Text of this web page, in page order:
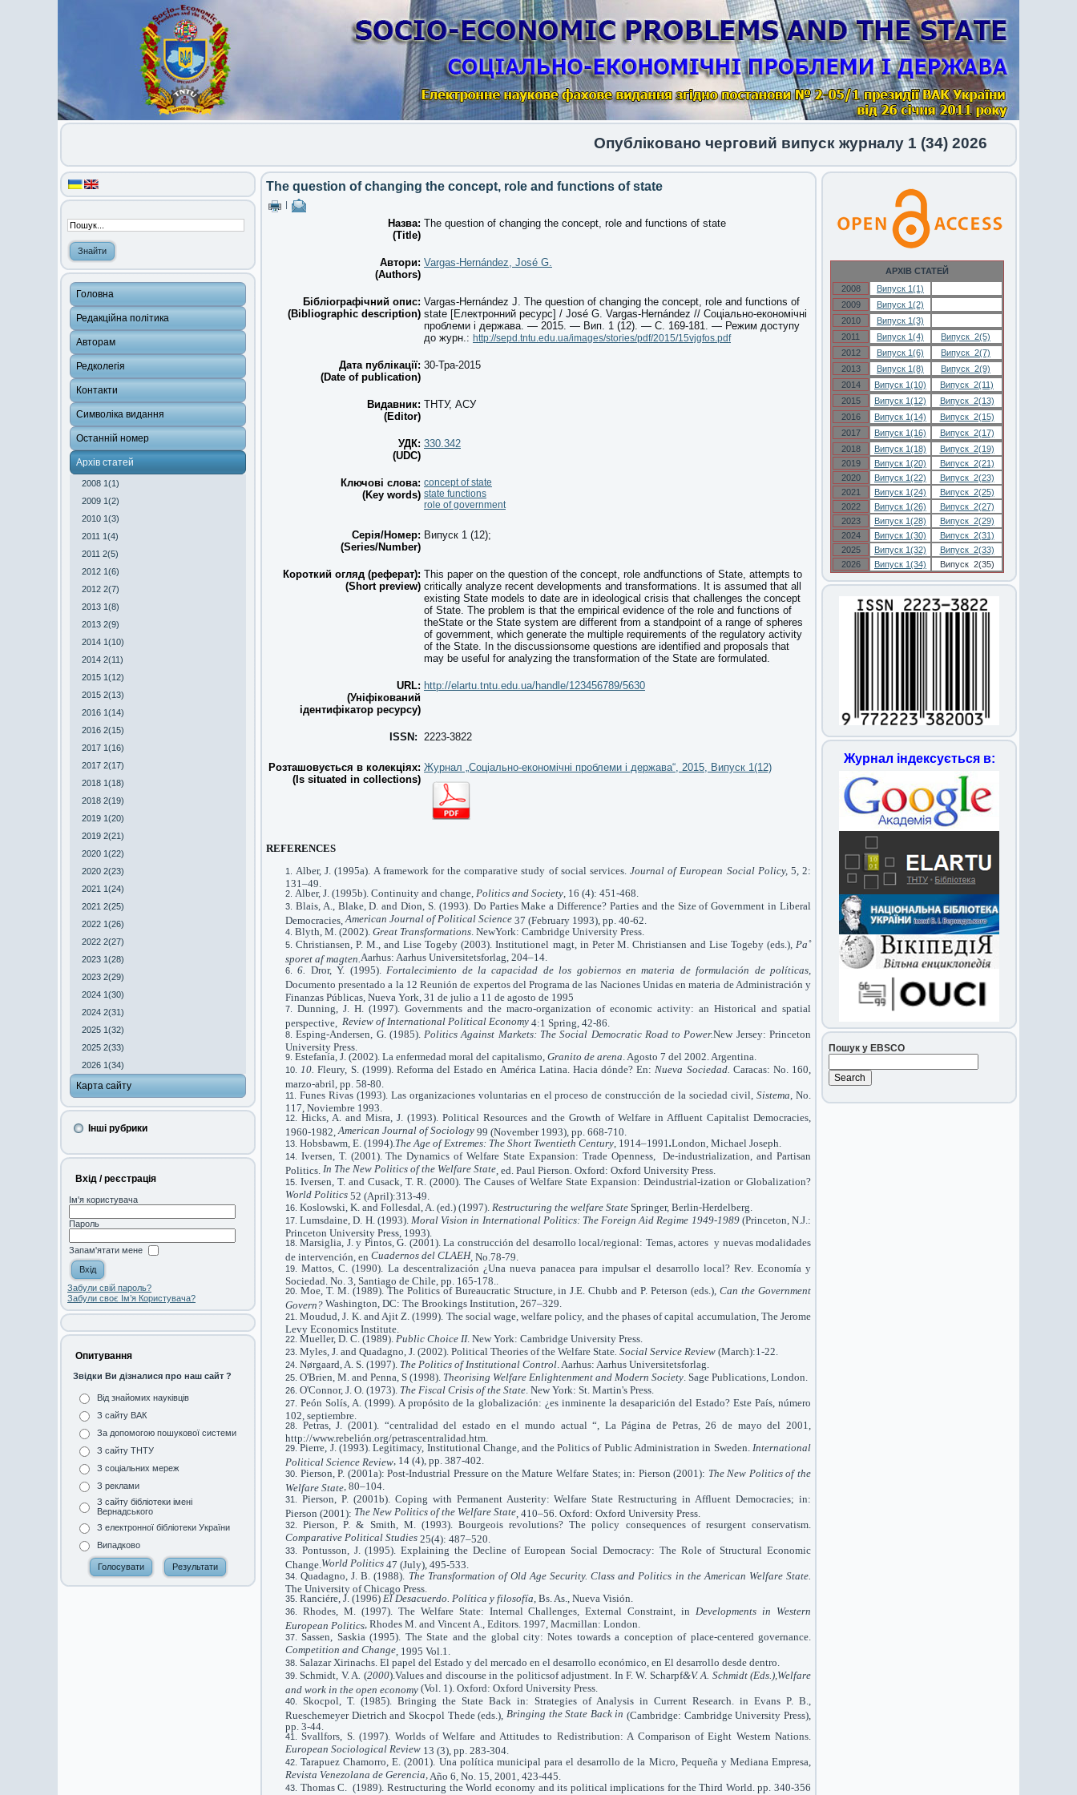
Опубліковано черговий випуск журналу 1 (34) 2026
Головна
Редакційна політика
Авторам
Редколегія
Контакти
Символіка видання
Останній номер
Архів статей
2008 1(1)
2009 1(2)
2010 1(3)
2011 1(4)
2011 2(5)
2012 1(6)
2012 2(7)
2013 1(8)
2013 2(9)
2014 1(10)
2014 2(11)
2015 1(12)
2015 2(13)
2016 1(14)
2016 2(15)
2017 1(16)
2017 2(17)
2018 1(18)
2018 2(19)
2019 1(20)
2019 2(21)
2020 1(22)
2020 2(23)
2021 1(24)
2021 2(25)
2022 1(26)
2022 2(27)
2023 1(28)
2023 2(29)
2024 1(30)
2024 2(31)
2025 1(32)
2025 2(33)
2026 1(34)
Карта сайту
Інші рубрики
Вхід / реєстрація
Ім'я користувача
Пароль
Запам'ятати мене
Забули свій пароль?
Забули своє Ім’я Користувача?
Опитування
Звідки Ви дізналися про наш сайт ?
Від знайомих науківців
З сайту ВАК
За допомогою пошукової системи
З сайту ТНТУ
З соціальних мереж
З реклами
З сайту бібліотеки імені
Вернадського
З електронної бібліотеки України
Випадково
The question of changing the concept, role and functions of state
Назва:
(Title)
The question of changing the concept, role and functions of state
Автори:
(Authors)
Vargas-Hernández, José G.
Бібліографічний опис:
(Bibliographic description)
Vargas-Hernández J. The question of changing the concept, role and functions of
state [Електронний ресурс] / José G. Vargas-Hernández // Соціально-економічні
проблеми і держава. — 2015. — Вип. 1 (12). — С. 169-181. — Режим доступу
до журн.: http://sepd.tntu.edu.ua/images/stories/pdf/2015/15vjgfos.pdf
Дата публікації:
(Date of publication)
30-Тра-2015
Видавник:
(Editor)
ТНТУ, АСУ
УДК:
(UDC)
330.342
Ключові слова:
(Key words)
concept of state
state functions
role of government
Серія/Номер:
(Series/Number)
Випуск 1 (12);
Короткий огляд (реферат):
(Short preview)
This paper on the question of the concept, role andfunctions of State, attempts to
critically analyze recent developments and transformations. It is assumed that all
existing State models to date are in ideological crisis that challenges the concept
of State. The problem is that the empirical evidence of the role and functions of
theState or the State system are different from a standpoint of a range of spheres
of government, which generate the multiple requirements of the regulatory activity
of the State. In the discussionsome questions are identified and proposals that
may be useful for analyzing the transformation of the State are formulated.
URL:
(Уніфікований
ідентифікатор ресурсу)
http://elartu.tntu.edu.ua/handle/123456789/5630
ISSN: 2223-3822
Розташовується в колекціях:
(Is situated in collections)
Журнал „Соціально-економічні проблеми і держава“, 2015, Випуск 1(12)
REFERENCES
Alber, J. (1995a). A framework for the comparative study of social services.Journal of European Social Policy, 5, 2:
131–49.
Alber, J. (1995b). Continuity and change, Politics and Society, 16 (4): 451-468.
Blais, A., Blake, D. and Dion, S. (1993). Do Parties Make a Difference? Parties and the Size of Government in Liberal
Democracies, American Journal of Political Science 37 (February 1993), pp. 40-62.
Blyth, M. (2002). Great Transformations. NewYork: Cambridge University Press.
Christiansen, P. M., and Lise Togeby (2003). Institutionel magt, in Peter M. Christiansen and Lise Togeby (eds.),Pa˚
sporet af magten. Aarhus: Aarhus Universitetsforlag, 204–14.
6. Dror, Y. (1995).Fortalecimiento de la capacidad de los gobiernos en materia de formulación de políticas,
Documento presentado a la 12 Reunión de expertos del Programa de las Naciones Unidas en materia de Administración y
Finanzas Públicas, Nueva York, 31 de julio a 11 de agosto de 1995
Dunning, J. H. (1997). Governments and the macro-organization of economic activity: an Historical and spatial
perspective, Review of International Political Economy 4:1 Spring, 42-86.
Esping-Andersen, G. (1985).Politics Against Markets: The Social Democratic Road to Power.New Jersey: Princeton
University Press.
Estefanía, J. (2002). La enfermedad moral del capitalismo, Granito de arena. Agosto 7 del 2002. Argentina.
10.Fleury, S. (1999). Reforma del Estado en América Latina. Hacia dónde? En:Nueva Sociedad. Caracas: No. 160,
marzo-abril, pp. 58-80.
Funes Rivas (1993). Las organizaciones voluntarias en el proceso de construcción de la sociedad civil, Sistema, No.
117, Noviembre 1993.
Hicks, A. and Misra, J. (1993). Political Resources and the Growth of Welfare in Affluent Capitalist Democracies,
1960-1982, American Journal of Sociology 99 (November 1993), pp. 668-710.
Hobsbawm, E. (1994).The Age of Extremes: The Short Twentieth Century, 1914–1991.London, Michael Joseph.
Iversen, T. (2001). The Dynamics of Welfare State Expansion: Trade Openness, De-industrialization, and Partisan
Politics. In The New Politics of the Welfare State , ed. Paul Pierson. Oxford: Oxford University Press.
Iversen, T. and Cusack, T. R. (2000). The Causes of Welfare State Expansion: Deindustrial-ization or Globalization?
World Politics 52 (April):313-49.
Koslowski, K. and Follesdal, A. (ed.) (1997). Restructuring the welfare State Springer, Berlin-Herdelberg.
Lumsdaine, D. H. (1993). Moral Vision in International Politics: The Foreign Aid Regime 1949-1989 (Princeton, N.J.:
Princeton University Press, 1993).
Marsiglia, J. y Pintos, G. (2001). La construcción del desarrollo local/regional: Temas, actores y nuevas modalidades
de intervención, en Cuadernos del CLAEH, No.78-79.
Mattos, C. (1990). La descentralización ¿Una nueva panacea para impulsar el desarrollo local? Rev. Economía y
Sociedad. No. 3, Santiago de Chile, pp. 165-178..
Moe, T. M. (1989). The Politics of Bureaucratic Structure, in J.E. Chubb and P. Peterson (eds.),Can the Government
Govern? Washington, DC: The Brookings Institution, 267–329.
Moudud, J. K. and Ajit Z. (1999). The social wage, welfare policy, and the phases of capital accumulation, The Jerome
Levy Economics Institute.
Mueller, D. C. (1989). Public Choice II. New York: Cambridge University Press.
Myles, J. and Quadagno, J. (2002). Political Theories of the Welfare State. Social Service Review (March):1-22.
Nørgaard, A. S. (1997). The Politics of Institutional Control. Aarhus: Aarhus Universitetsforlag.
O'Brien, M. and Penna, S (1998). Theorising Welfare Enlightenment and Modern Society. Sage Publications, London.
O'Connor, J. O. (1973). The Fiscal Crisis of the State. New York: St. Martin's Press.
Peón Solís, A. (1999). A propósito de la globalización: ¿es inminente la desaparición del Estado? Este País, número
102, septiembre.
Petras, J. (2001). “centralidad del estado en el mundo actual “, La Página de Petras, 26 de mayo del 2001,
http://www.rebelión.org/petrascentralidad.htm.
Pierre, J. (1993). Legitimacy, Institutional Change, and the Politics of Public Administration in Sweden.International
Political Science Review, 14 (4), pp. 387-402.
Pierson, P. (2001a): Post-Industrial Pressure on the Mature Welfare States; in: Pierson (2001): The New Politics of the
Welfare State, 80–104.
Pierson, P. (2001b). Coping with Permanent Austerity: Welfare State Restructuring in Affluent Democracies; in:
Pierson (2001): The New Politics of the Welfare State , 410–56. Oxford: Oxford University Press.
Pierson, P. & Smith, M. (1993). Bourgeois revolutions? The policy consequences of resurgent conservatism.
Comparative Political Studies 25(4): 487–520.
Pontusson, J. (1995). Explaining the Decline of European Social Democracy: The Role of Structural Economic
Change. World Politics 47 (July), 495-533.
Quadagno, J. B. (1988). The Transformation of Old Age Security. Class and Politics in the American Welfare State.
The University of Chicago Press.
Ranciére, J. (1996) El Desacuerdo. Política y filosofía, Bs. As., Nueva Visión.
Rhodes, M. (1997). The Welfare State: Internal Challenges, External Constraint, inDevelopments in Western
European Politics, Rhodes M. and Vincent A., Editors. 1997, Macmillan: London.
Sassen, Saskia (1995). The State and the global city: Notes towards a conception of place-centered governance.
Competition and Change , 1995 Vol.1.
Salazar Xirinachs. El papel del Estado y del mercado en el desarrollo económico, en El desarrollo desde dentro.
Schmidt, V. A. (2000).Values and discourse in the politicsof adjustment. In F. W. Scharpf&V. A. Schmidt (Eds.),Welfare
and work in the open economy (Vol. 1). Oxford: Oxford University Press.
Skocpol, T. (1985). Bringing the State Back in: Strategies of Analysis in Current Research. in Evans P. B.,
Rueschemeyer Dietrich and Skocpol Thede (eds.), Bringing the State Back in(Cambridge: Cambridge University Press),
pp. 3-44.
Svallfors, S. (1997). Worlds of Welfare and Attitudes to Redistribution: A Comparison of Eight Western Nations.
European Sociological Review 13 (3), pp. 283-304.
Tarapuez Chamorro, E. (2001). Una política municipal para el desarrollo de la Micro, Pequeña y Mediana Empresa,
Revista Venezolana de Gerencia, Año 6, No. 15, 2001, 423-445.
Thomas C. (1989). Restructuring the World economy and its political implications for the Third World. pp. 340-356
АРХІВ СТАТЕЙ
2008
Випуск 1(1)
2009
Випуск 1(2)
2010
Випуск 1(3)
2011
Випуск 1(4)
Випуск 2(5)
2012
Випуск 1(6)
Випуск 2(7)
2013
Випуск 1(8)
Випуск 2(9)
2014
Випуск 1(10)
Випуск 2(11)
2015
Випуск 1(12)
Випуск 2(13)
2016
Випуск 1(14)
Випуск 2(15)
2017
Випуск 1(16)
Випуск 2(17)
2018
Випуск 1(18)
Випуск 2(19)
2019
Випуск 1(20)
Випуск 2(21)
2020
Випуск 1(22)
Випуск 2(23)
2021
Випуск 1(24)
Випуск 2(25)
2022
Випуск 1(26)
Випуск 2(27)
2023
Випуск 1(28)
Випуск 2(29)
2024
Випуск 1(30)
Випуск 2(31)
2025
Випуск 1(32)
Випуск 2(33)
2026
Випуск 1(34) Випуск 2(35)
Журнал індексується в:
Пошук у EBSCO